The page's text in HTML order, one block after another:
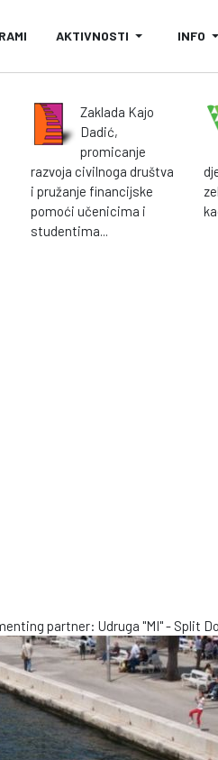
AKTIVNOSTI INFO
Zaklada Kajo
Dadić,
promicanje
razvoja civilnoga društva
i pružanje financijske
pomoći učenicima i
studentima...
partner: Udruga "MI" - Split